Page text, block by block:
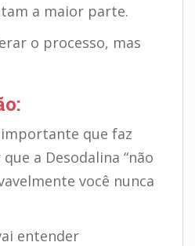
a maior parte.
o processo, mas
que faz
a Desodalina “não
você nunca
entender